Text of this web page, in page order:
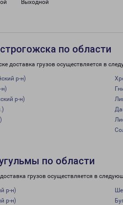
Выходной
по области
доставка грузов осуществляется в
р-н)
н)
р-н)
по области
грузов осуществляется в
р-н)
р-н)